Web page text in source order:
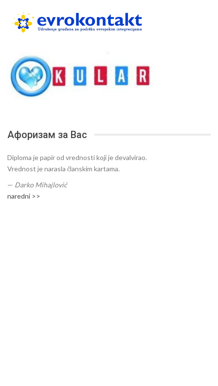
Афоризам за Вас
Diploma je papir od vrednosti koji je devalvirao.
Vrednost je narasla članskim kartama.
— Darko Mihajlović
naredni >>